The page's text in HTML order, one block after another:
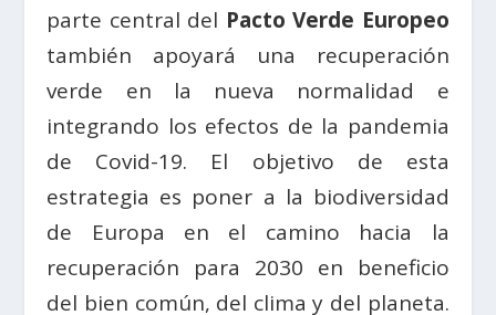
parte central del Pacto Verde Europeo
también apoyará una recuperación
verde en la nueva normalidad e
integrando los efectos de la pandemia
de Covid-19. El objetivo de esta
estrategia es poner a la biodiversidad
de Europa en el camino hacia la
recuperación para 2030 en beneficio
del bien común, del clima y del planeta.